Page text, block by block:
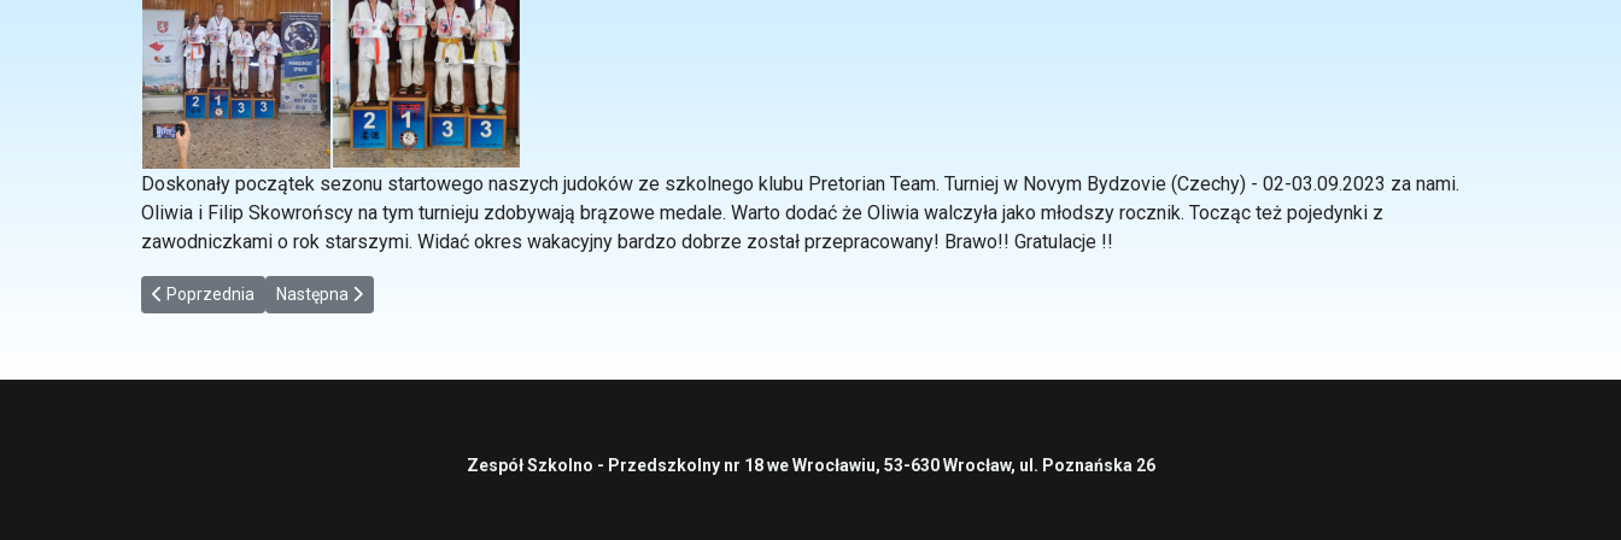
Doskonały początek sezonu startowego naszych judoków ze szkolnego klubu Pretorian Team. Turniej w Novym Bydzovie (Czechy) - 02-03.09.2023 za nami.
Oliwia i Filip Skowrońscy na tym turnieju zdobywają brązowe medale. Warto dodać że Oliwia walczyła jako młodszy rocznik. Tocząc też pojedynki z
zawodniczkami o rok starszymi. Widać okres wakacyjny bardzo dobrze został przepracowany! Brawo!! Gratulacje !!
Poprzednia strona: MIĘDZYNARODOWY TURNIEJ JUDO SOLANIN CUP „MŁODA EUROPA”
Poprzednia Następna strona: Międzynarodowy sukces ucznia naszej szkoły
Następna
Zespół Szkolno - Przedszkolny nr 18 we Wrocławiu, 53-630 Wrocław, ul. Poznańska 26